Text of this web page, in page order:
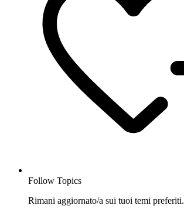
Follow Topics
Rimani aggiornato/a sui tuoi temi preferiti.